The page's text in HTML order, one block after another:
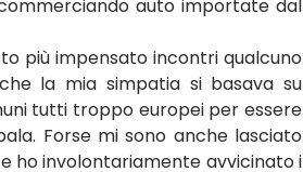
auto importate dal
più impensato incontri qualcuno
la mia simpatia si basava su
tutti troppo europei per essere
Forse mi sono anche lasciato
ho involontariamente avvicinato i